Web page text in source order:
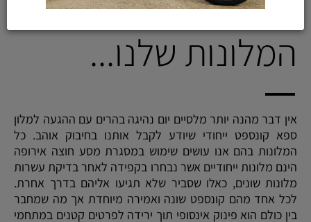
המלונות שלנו...
אין דבר מהנה יותר מלסיים יום נהיגה בהרים עם ההגעה למלון
ספא קונספט ייחודי שיודע לקבל אותנו בחיבוק אוהב. כל
המלונות בהם אנו עושים שימוש במסגרת מסע חוצה אירופה
הינם מלונות ייחודיים אשר נבחרו בקפידה לאחר בדיקת עשרות
מלונות שונים, כאלו שסביר שלא תגיעו אליהם בדרך אחרת.
לכל אחד מהם קונספט שונה ואמירה מיוחדת אך מה שמחבר
בין כולם הוא פינוק אינסופי תוך ירידה לפרטים קטנים במתחמי